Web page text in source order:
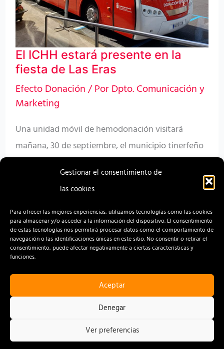
Gestionar el consentimiento de
las cookies
Para ofrecer las mejores experiencias, utilizamos tecnologías como las cookies
para almacenar y/o acceder a la información del dispositivo. El consentimiento
de estas tecnologías nos permitirá procesar datos como el comportamiento de
navegación o las identificaciones únicas en este sitio. No consentir o retirar el
consentimiento, puede afectar negativamente a ciertas características y
funciones.
Aceptar
Denegar
Ver preferencias
El ICHH estará presente en la
fiesta de Las Eras
Efecto Donación/ PorDpto. Comunicación y
Marketing
Una unidad móvil de hemodonación visitará
mañana, 30 de septiembre, el municipio tinerfeño
fiesta
de
Las
Eras
Read More »
CONTACTO
AVISO LEGAL
POLÍTICA DE COOKIES